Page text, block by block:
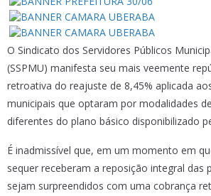
O Sindicato dos Servidores Públicos
(SSPMU) manifesta seu mais veemente
retroativa do reajuste de 8,45% aplicada
municipais que optaram por modalidades
diferentes do plano básico disponibilizado
É inadmissível que, em um momento em
sequer receberam a reposição integral das
sejam surpreendidos com uma cobrança